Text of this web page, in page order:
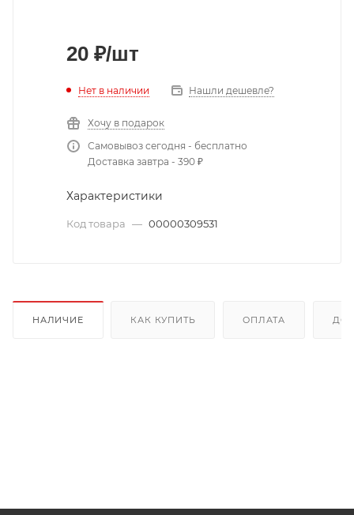
20 ₽/шт
Нет в наличии Нашли дешевле?
Хочу в подарок
Самовывоз сегодня - бесплатно
Доставка завтра - 390 ₽
Характеристики
Код товара — 00000309531
НАЛИЧИЕ КАК КУПИТЬ ОПЛАТА